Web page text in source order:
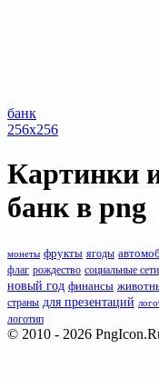
банк
256x256
Картинки
банкв png
монеты фрукты ягоды
флаг рождество социальные сети
новый год финансы
страны для презентаций
логотип
© 2010 - 2026